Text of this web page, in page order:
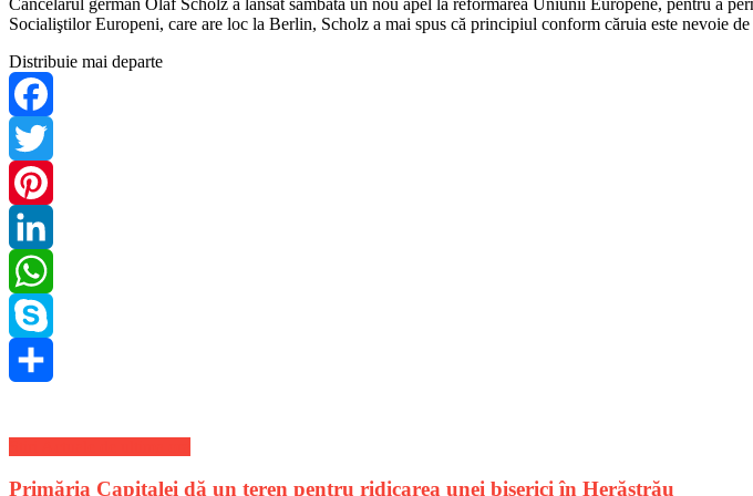
Socialiştilor Europeni, care are loc la Berlin, Scholz a mai spus că principiul conform căruia este nevoie
Distribuie mai departe
Facebook
Twitter
Pinterest
LinkedIn
WhatsApp
Skype
Primăria Capitalei dă un teren pentru ridicarea unei biserici în Herăstrău